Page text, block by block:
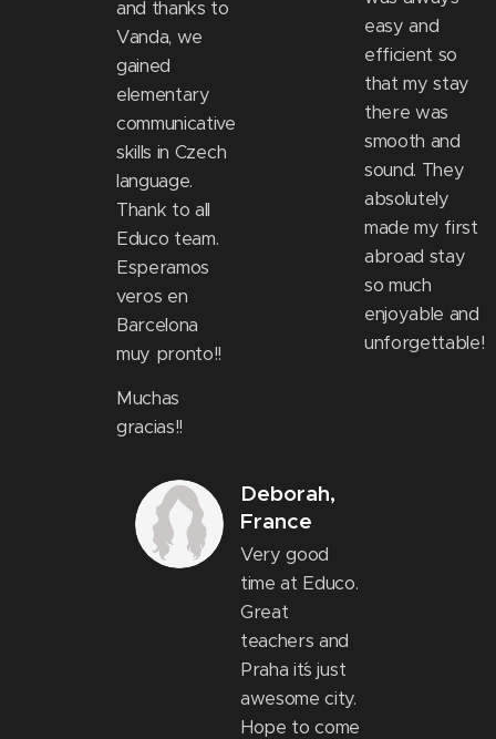
and thanks to
Vanda, we
gained
elementary
communicative
skills in Czech
language.
Thank to all
Educo team.
Esperamos
veros en
Barcelona
muy pronto!!
Muchas
gracias!!
easy and
efficient so
that my stay
there was
smooth and
sound. They
absolutely
made my first
abroad stay
so much
enjoyable and
unforgettable!
Deborah,
France
Very good
time at Educo.
Great
teachers and
Praha it´s just
awesome city.
Hope to come